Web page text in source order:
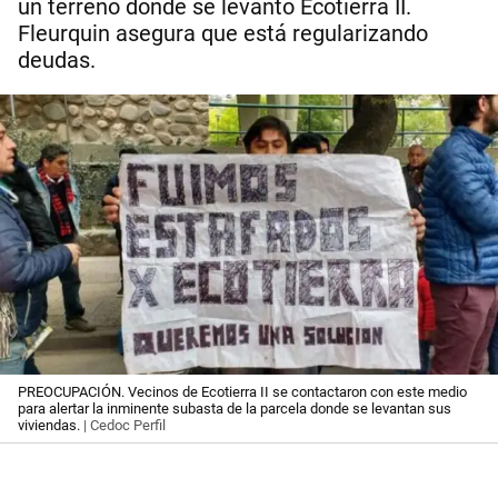
un terreno donde se levantó Ecotierra II.
Fleurquin asegura que está regularizando
deudas.
PREOCUPACIÓN. Vecinos de Ecotierra II se contactaron con este medio
para alertar la inminente subasta de la parcela donde se levantan sus
viviendas. | Cedoc Perfil